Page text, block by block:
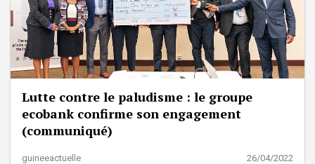
Lutte contre le paludisme : le groupe
ecobank confirme son engagement
(communiqué)
guineeactuelle 26/04/2022